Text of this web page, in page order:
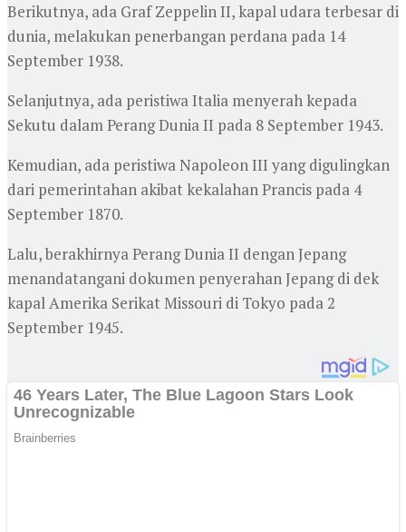
Berikutnya, ada Graf Zeppelin II, kapal udara terbesar di
dunia, melakukan penerbangan perdana pada 14
September 1938.
Selanjutnya, ada peristiwa Italia menyerah kepada
Sekutu dalam Perang Dunia II pada 8 September 1943.
Kemudian, ada peristiwa Napoleon III yang digulingkan
dari pemerintahan akibat kekalahan Prancis pada 4
September 1870.
Lalu, berakhirnya Perang Dunia II dengan Jepang
menandatangani dokumen penyerahan Jepang di dek
kapal Amerika Serikat Missouri di Tokyo pada 2
September 1945.